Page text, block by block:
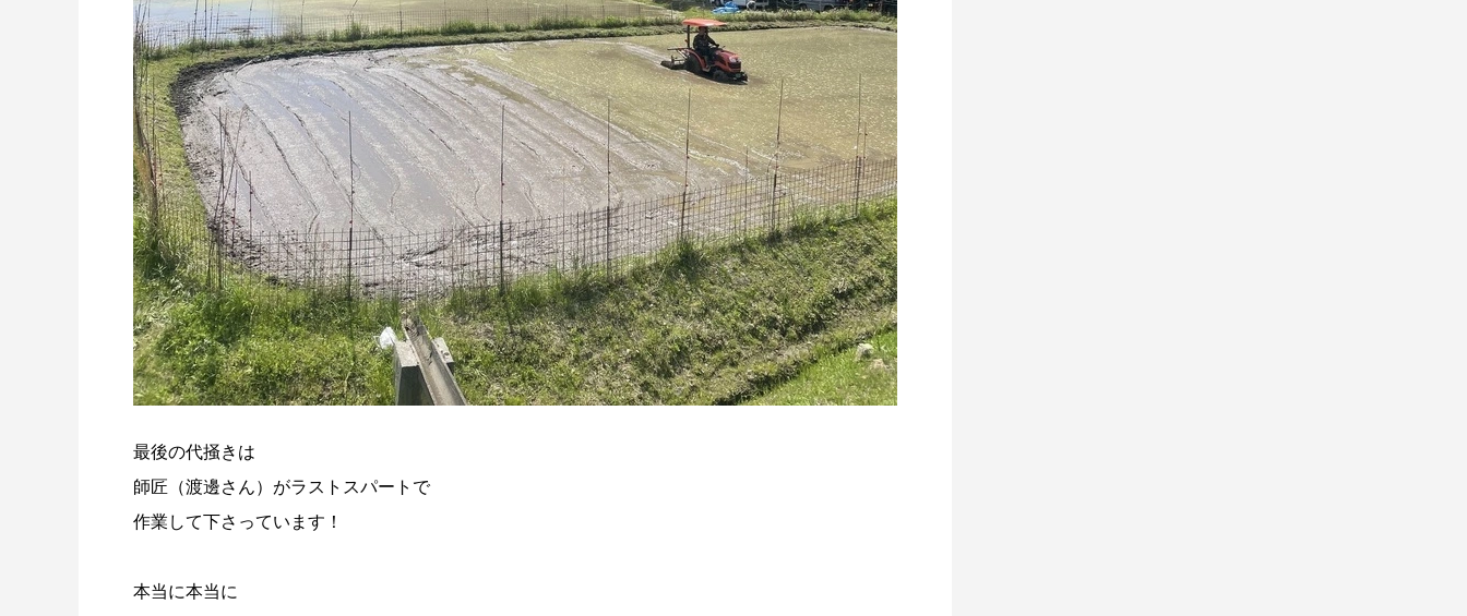
最後の代掻きは
師匠（渡邊さん）がラストスパートで
作業して下さっています！
本当に本当に